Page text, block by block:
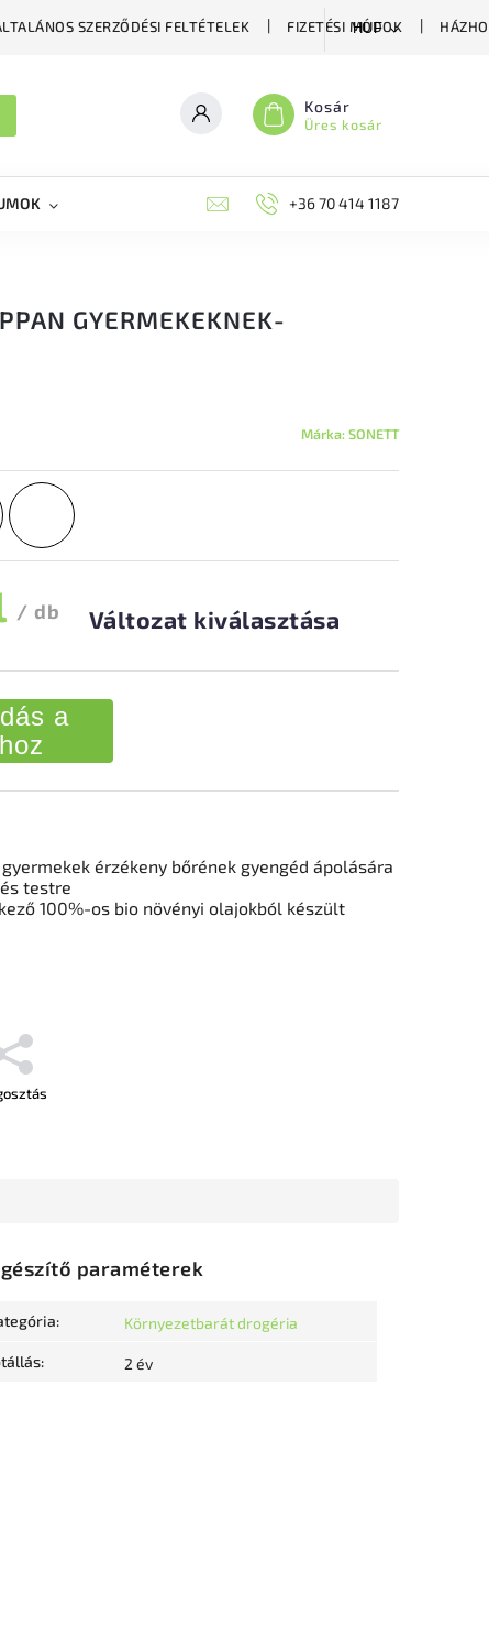
SZERZŐDÉSI FELTÉTELEK FIZETÉSI MÓDOK
HUF
Kosár
Üres kosár
BLOG MÉHÉSZETI
+36 70 414 1187
GYERMEKEKNEK-
Márka:SONETT
/ db Változat kiválasztása
a
érzékeny bőrének gyengéd ápolására
testre
100%-os bio növényi olajokból készült
paraméterek
: Környezetbarát drogéria
: 2 év